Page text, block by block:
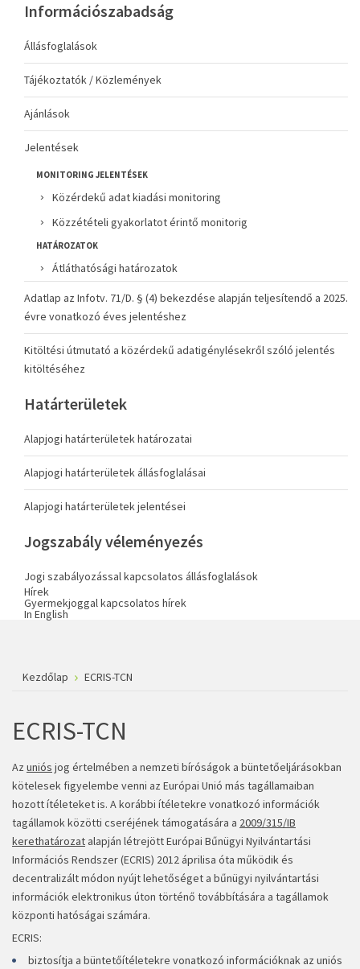
Információszabadság
Állásfoglalások
Tájékoztatók / Közlemények
Ajánlások
Jelentések
MONITORING JELENTÉSEK
Közérdekű adat kiadási monitoring
Közzétételi gyakorlatot érintő monitorig
HATÁROZATOK
Átláthatósági határozatok
Adatlap az Infotv. 71/D. § (4) bekezdése alapján teljesítendő a 2025.
évre vonatkozó éves jelentéshez
Kitöltési útmutató a közérdekű adatigénylésekről szóló jelentés
kitöltéséhez
Határterületek
Alapjogi határterületek határozatai
Alapjogi határterületek állásfoglalásai
Alapjogi határterületek jelentései
Jogszabály véleményezés
Jogi szabályozással kapcsolatos állásfoglalások
Hírek
Gyermekjoggal kapcsolatos hírek
In English
Kezdőlap ECRIS-TCN
ECRIS-TCN
Az uniós jog értelmében a nemzeti bíróságok a büntetőeljárásokban
kötelesek figyelembe venni az Európai Unió más tagállamaiban
hozott ítéleteket is. A korábbi ítéletekre vonatkozó információk
tagállamok közötti cseréjének támogatására a 2009/315/IB
kerethatározat alapján létrejött Európai Bűnügyi Nyilvántartási
Információs Rendszer (ECRIS) 2012 áprilisa óta működik és
decentralizált módon nyújt lehetőséget a bűnügyi nyilvántartási
információk elektronikus úton történő továbbítására a tagállamok
központi hatóságai számára.
ECRIS:
biztosítja a büntetőítéletekre vonatkozó információknak az uniós